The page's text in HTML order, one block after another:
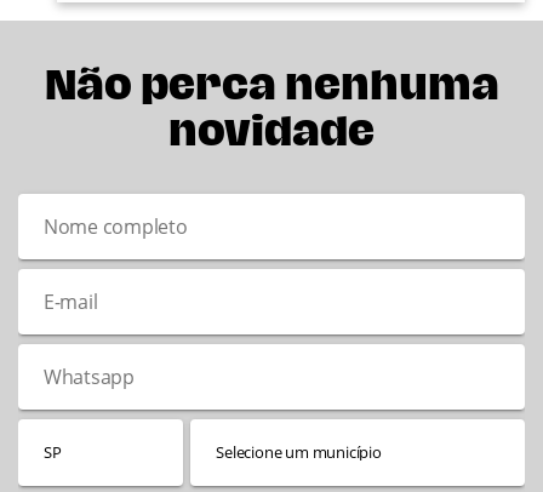
Não perca nenhuma
novidade